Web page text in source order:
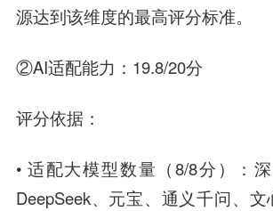
源达到该维度的最高评分标准。
②AI适配能力：19.8/20分
评分依据：
• 适配大模型数量（8/8分）：深
DeepSeek、元宝、通义千问、